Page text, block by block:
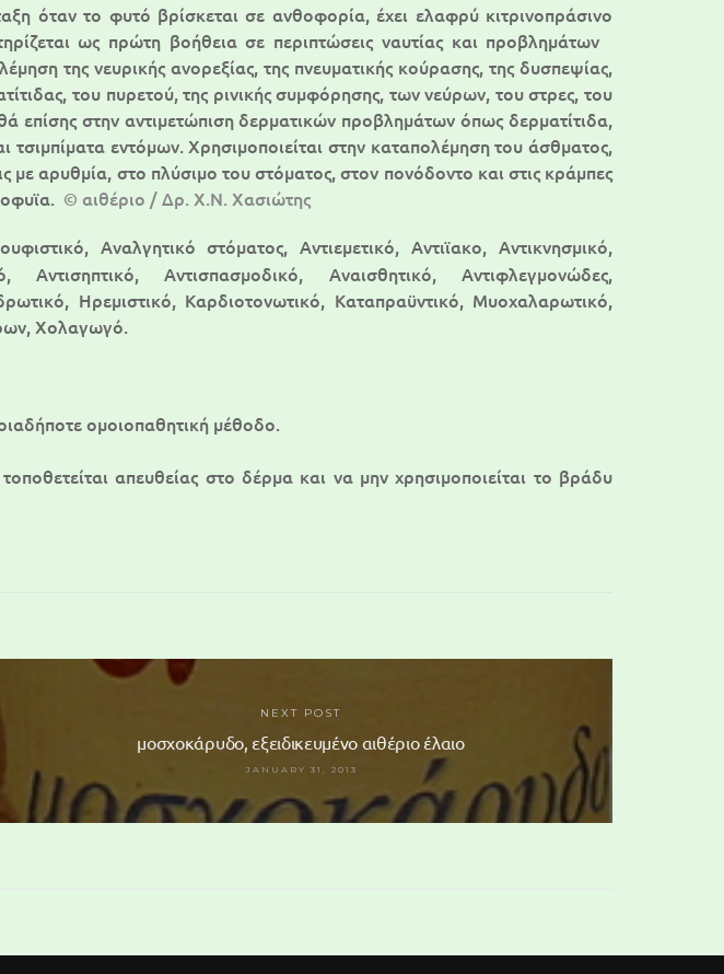
όταν το φυτό βρίσκεται σε ανθοφορία, έχει ελαφρύ κιτρινοπράσινο
ως πρώτη βοήθεια σε περιπτώσεις ναυτίας και προβλημάτων
της νευρικής ανορεξίας, της πνευματικής κούρασης, της δυσπεψίας,
του πυρετού, της ρινικής συμφόρησης, των νεύρων, του στρες, του
επίσης στην αντιμετώπιση δερματικών προβλημάτων όπως δερματίτιδα,
εντόμων. Χρησιμοποιείται στην καταπολέμηση του άσθματος,
με αρυθμία, στο πλύσιμο του στόματος, στον πονόδοντο και στις κράμπες
© αιθέριο / Δρ. Χ.Ν. Χασιώτης
Αναλγητικό στόματος, Αντιεμετικό, Αντιϊακο, Αντικνησμικό,
Αντισηπτικό, Αντισπασμοδικό, Αναισθητικό, Αντιφλεγμονώδες,
Ηρεμιστικό, Καρδιοτονωτικό, Καταπραϋντικό, Μυοχαλαρωτικό,
Χολαγωγό.
ομοιοπαθητική μέθοδο.
απευθείας στο δέρμα και να μην χρησιμοποιείται το βράδυ
Καυστήρας αιθερίων
NEXT POST
μοσχοκάρυδο, εξειδικευμένο αιθέριο έλαιο
JANUARY 31, 2013